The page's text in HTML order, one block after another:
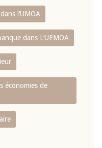
l‘UMOA
dans L‘UEMOA
économies de